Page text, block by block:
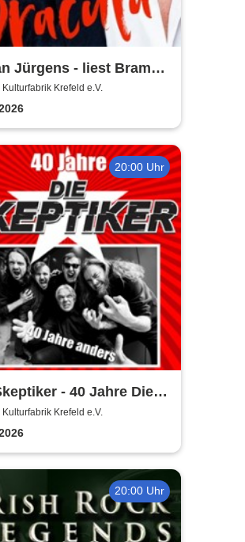
Jürgens - liest Bram
Dracula
Kulturfabrik Krefeld e.V.
20:00 Uhr
- 40 Jahre Die
Kulturfabrik Krefeld e.V.
20:00 Uhr